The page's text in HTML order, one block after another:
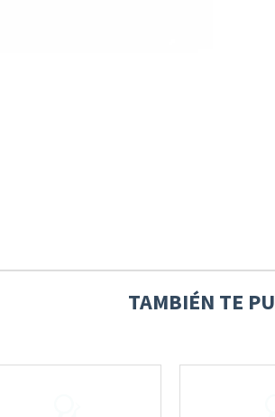
TAMBIÉN TE